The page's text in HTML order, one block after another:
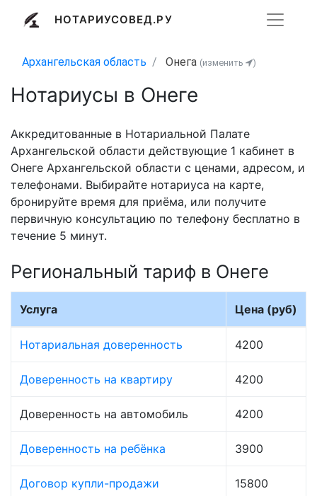
НОТАРИУСОВЕД.РУ
Архангельская область Онега (изменить )
Нотариусы в Онеге
Аккредитованные в Нотариальной Палате
Архангельской области действующие 1 кабинет в
Онеге Архангельской области с ценами, адресом, и
телефонами. Выбирайте нотариуса на карте,
бронируйте время для приёма, или получите
первичную консультацию по телефону бесплатно в
течение 5 минут.
Региональный тариф в Онеге
Услуга Цена (руб)
Нотариальная доверенность 4200
Доверенность на квартиру 4200
Доверенность на автомобиль 4200
Доверенность на ребёнка 3900
Договор купли-продажи 15800